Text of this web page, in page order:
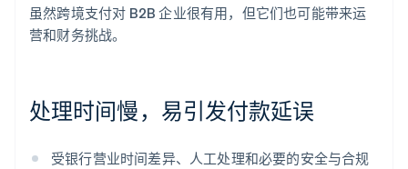
虽然跨境支付对 B2B 企业很有用，但它们也可能带来运
营和财务挑战。
处理时间慢，易引发付款延误
受银行营业时间差异、人工处理和必要的安全与合规